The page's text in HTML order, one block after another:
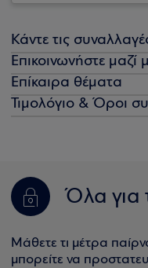
Κάντε τις
Επικοινωνήστε μαζί
Επίκαιρα θέματα
Τιμολόγιο & Όροι
Όλα για
Μάθετε τι μέτρα
μπορείτε να